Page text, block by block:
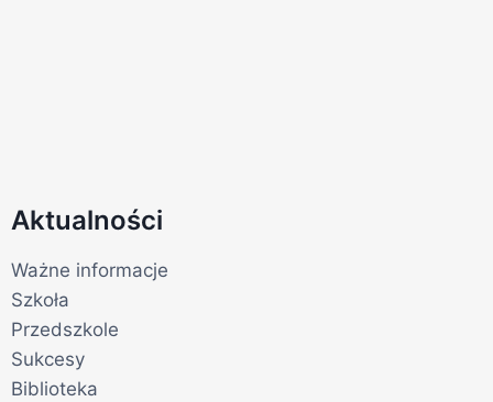
Aktualności
Ważne informacje
Szkoła
Przedszkole
Sukcesy
Biblioteka